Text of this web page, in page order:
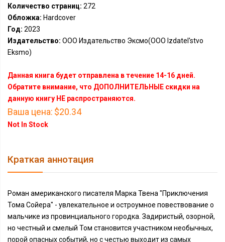
Количество страниц: 272
Обложка: Hardcover
Год: 2023
Издательство: ООО Издательство Эксмо(OOO Izdatel'stvo
Eksmo)
Данная книга будет отправлена в течение 14-16 дней.
Обратите внимание, что ДОПОЛНИТЕЛЬНЫЕ скидки на
данную книгу НЕ распространяются.
Ваша цена: $20.34
Not In Stock
Краткая аннотация
Роман американского писателя Марка Твена "Приключения
Тома Сойера" - увлекательное и остроумное повествование о
мальчике из провинциального городка. Задиристый, озорной,
но честный и смелый Том становится участником необычных,
порой опасных событий, но с честью выходит из самых